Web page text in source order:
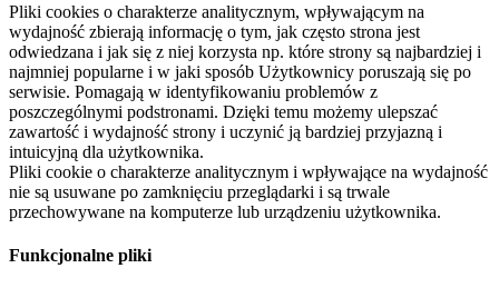
Pliki cookies o charakterze analitycznym, wpływającym na
wydajność zbierają informację o tym, jak często strona jest
odwiedzana i jak się z niej korzysta np. które strony są najbardziej i
najmniej popularne i w jaki sposób Użytkownicy poruszają się po
serwisie. Pomagają w identyfikowaniu problemów z
poszczególnymi podstronami. Dzięki temu możemy ulepszać
zawartość i wydajność strony i uczynić ją bardziej przyjazną i
intuicyjną dla użytkownika.
Pliki cookie o charakterze analitycznym i wpływające na wydajność
nie są usuwane po zamknięciu przeglądarki i są trwale
przechowywane na komputerze lub urządzeniu użytkownika.
Funkcjonalne pliki